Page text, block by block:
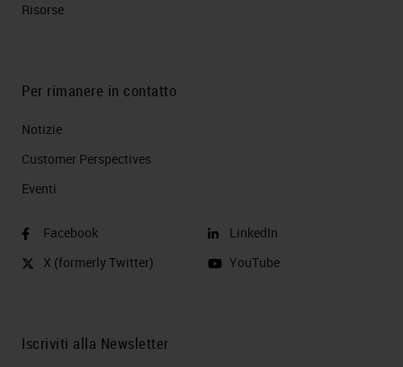
Risorse
Per rimanere in contatto
Notizie
Customer Perspectives​
Eventi
Facebook
X (formerly Twitter)
LinkedIn
YouTube
Iscriviti alla Newsletter